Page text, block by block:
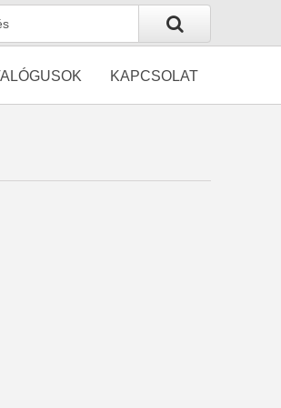
KAPCSOLAT